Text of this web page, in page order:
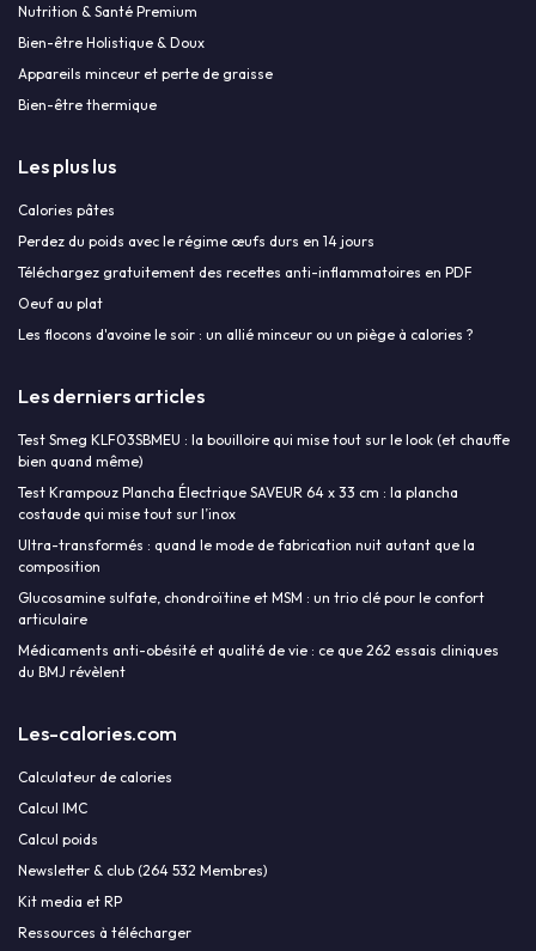
Nutrition & Santé Premium
Bien-être Holistique & Doux
Appareils minceur et perte de graisse
Bien-être thermique
Les plus lus
Calories pâtes
Perdez du poids avec le régime œufs durs en 14 jours
Téléchargez gratuitement des recettes anti-inflammatoires en PDF
Oeuf au plat
Les flocons d'avoine le soir : un allié minceur ou un piège à calories ?
Les derniers articles
Test Smeg KLF03SBMEU : la bouilloire qui mise tout sur le look (et chauffe
bien quand même)
Test Krampouz Plancha Électrique SAVEUR 64 x 33 cm : la plancha
costaude qui mise tout sur l’inox
Ultra-transformés : quand le mode de fabrication nuit autant que la
composition
Glucosamine sulfate, chondroïtine et MSM : un trio clé pour le confort
articulaire
Médicaments anti-obésité et qualité de vie : ce que 262 essais cliniques
du BMJ révèlent
Les-calories.com
Calculateur de calories
Calcul IMC
Calcul poids
Newsletter & club (264 532 Membres)
Kit media et RP
Ressources à télécharger